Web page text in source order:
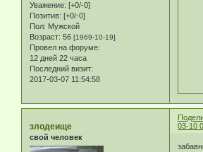
Уважение: [+0/-0]
Позитив: [+0/-0]
Пол: Мужской
Возраст: 56 [1969-10-19]
Провел на форуме:
12 дней 22 часа
Последний визит:
2017-03-07 11:54:58
03-10
злодеище
свой человек